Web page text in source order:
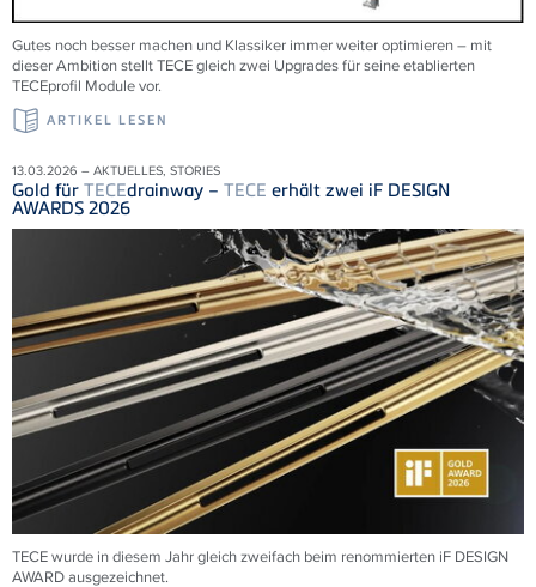
Gutes noch besser machen und Klassiker immer weiter optimieren – mit
dieser Ambition stellt TECE gleich zwei Upgrades für seine etablierten
TECEprofil Module vor.
ARTIKEL LESEN
13.03.2026 – AKTUELLES, STORIES
Gold für TECEdrainway – TECE erhält zwei iF DESIGN
AWARDS 2026
TECE wurde in diesem Jahr gleich zweifach beim renommierten iF DESIGN
AWARD ausgezeichnet.